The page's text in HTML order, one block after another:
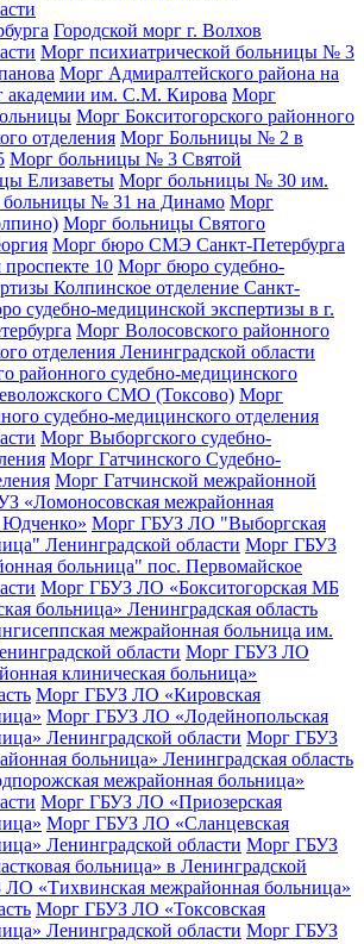
Городской морг г. Волхов
Морг психиатрической больницы № 3
Морг Адмиралтейского района на
академии им. С.М. Кирова Морг
Морг Бокситогорского районного
отделения Морг Больницы № 2 в
Морг больницы № 3 Святой
Елизаветы Морг больницы № 30 им.
№ 31 на Динамо Морг
Морг больницы Святого
Морг бюро СМЭ Санкт-Петербурга
10 Морг бюро судебно-
Колпинское отделение Санкт-
судебно-медицинской экспертизы в г.
Морг Волосовского районного
отделения Ленинградской области
районного судебно-медицинского
СМО (Токсово) Морг
судебно-медицинского отделения
Морг Выборгского судебно-
Морг Гатчинского Судебно-
Морг Гатчинской межрайонной
«Ломоносовская межрайонная
Морг ГБУЗ ЛО "Выборгская
Ленинградской области Морг ГБУЗ
больница" пос. Первомайское
Морг ГБУЗ ЛО «Бокситогорская МБ
больница» Ленинградская область
межрайонная больница им.
области Морг ГБУЗ ЛО
клиническая больница»
Морг ГБУЗ ЛО «Кировская
Морг ГБУЗ ЛО «Лодейнопольская
Ленинградской области Морг ГБУЗ
больница» Ленинградская область
межрайонная больница»
Морг ГБУЗ ЛО «Приозерская
Морг ГБУЗ ЛО «Сланцевская
Ленинградской области Морг ГБУЗ
больница» в Ленинградской
«Тихвинская межрайонная больница»
Морг ГБУЗ ЛО «Токсовская
Ленинградской области Морг ГБУЗ